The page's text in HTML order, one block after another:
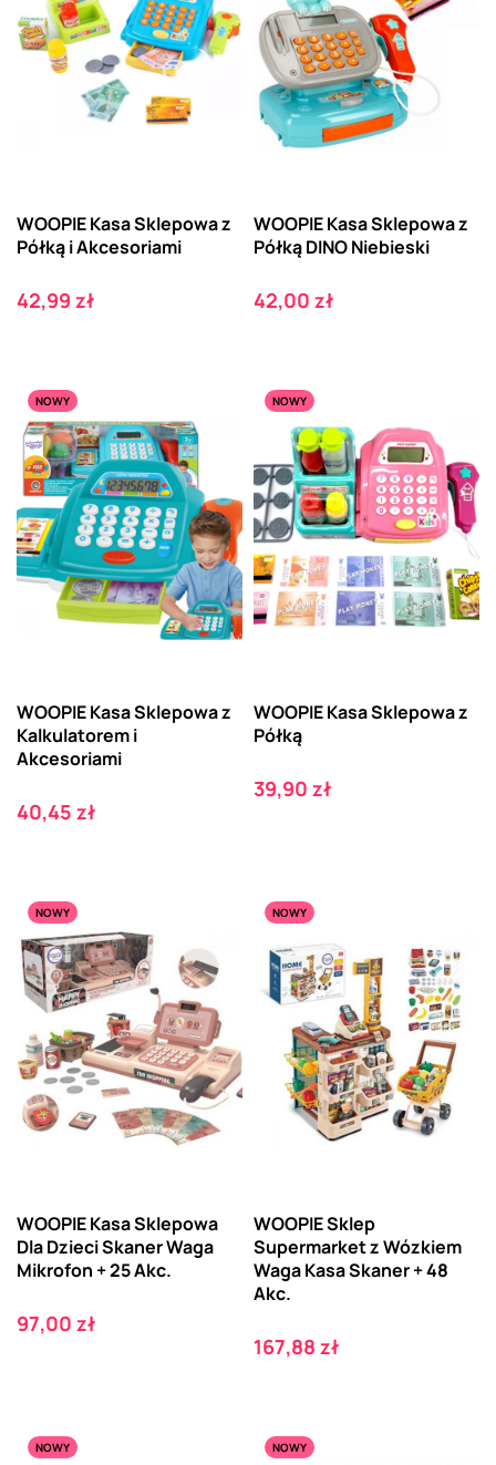
WOOPIE Kasa Sklepowa z
Półką i Akcesoriami
Cena
42,99 zł
WOOPIE Kasa Sklepowa z
Półką DINO Niebieski
Cena
42,00 zł
NOWY
WOOPIE Kasa Sklepowa z
Kalkulatorem i
Akcesoriami
Cena
40,45 zł
NOWY
WOOPIE Kasa Sklepowa z
Półką
Cena
39,90 zł
NOWY
WOOPIE Kasa Sklepowa
Dla Dzieci Skaner Waga
Mikrofon + 25 Akc.
Cena
97,00 zł
NOWY
WOOPIE Sklep
Supermarket z Wózkiem
Waga Kasa Skaner + 48
Akc.
Cena
167,88 zł
NOWY NOWY